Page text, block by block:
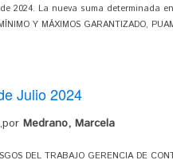
2024. La nueva suma determinada
Y MÁXIMOS GARANTIZADO,
Julio 2024
,por Medrano, Marcela
DEL TRABAJO GERENCIA DE